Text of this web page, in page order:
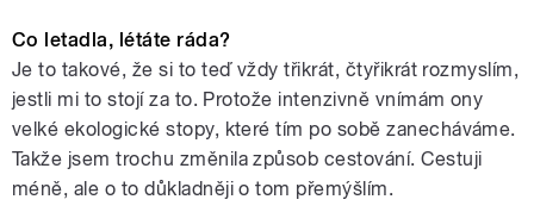
Co letadla, létáte ráda?
Je to takové, že si to teď vždy třikrát, čtyřikrát rozmyslím,
jestli mi to stojí za to. Protože intenzivně vnímám ony
velké ekologické stopy, které tím po sobě zanecháváme.
Takže jsem trochu změnila způsob cestování. Cestuji
méně, ale o to důkladněji o tom přemýšlím.